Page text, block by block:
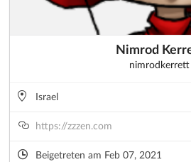
Nimrod
nimrodkerrett
Israel
https://zzzen.com
Beigetreten am Feb 07, 2021